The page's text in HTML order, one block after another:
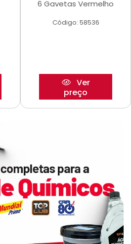
6 Gavetas Vermelho
Código: 58536
Ver
preço